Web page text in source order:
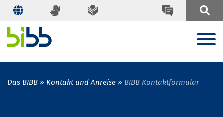
Das BIBB Kontakt und Anreise BIBB Kontaktformular